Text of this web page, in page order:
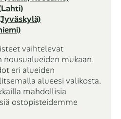
vaihtelevat
nousualueiden mukaan.
eri alueiden
alueesi valikosta.
mahdollisia
ostopisteidemme